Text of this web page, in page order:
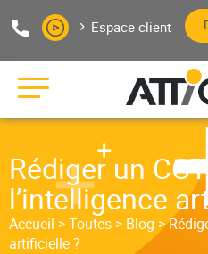
Espace client
Editeur de logiciels bâtiment
Rédiger un
l’intelligence
Accueil >Toutes > Blog >
artificielle ?